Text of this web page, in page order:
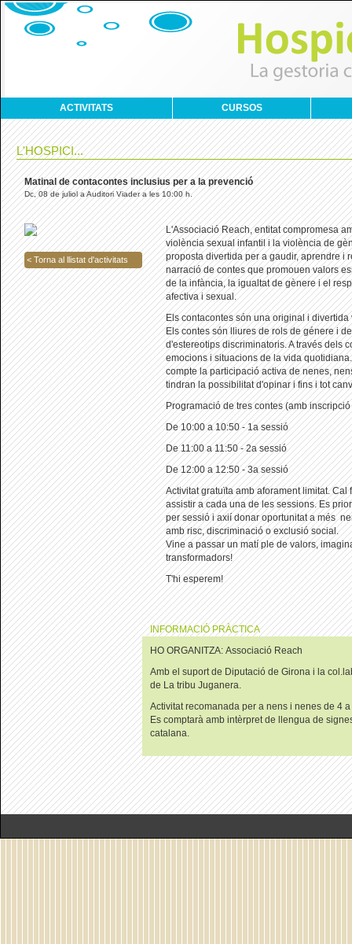
ACTIVITATS CURSOS
L'HOSPICI...
Matinal de contacontes inclusius per a la prevenció
Dc, 08 de juliol a Auditori Viader a les 10:00 h.
< Torna al llistat d'activitats
L'Associació Reach, entitat compromesa
violència sexual infantil i la violència de
proposta divertida per a gaudir, aprendre i
narració de contes que promouen valors
de la infància, la igualtat de gènere i el
afectiva i sexual.
Els contacontes són una original i
Els contes són lliures de rols de génere i
d'estereotips discriminatoris. A través dels
emocions i situacions de la vida
compte la participació activa de nenes,
tindran la possibilitat d'opinar i fins i tot
Programació de tres contes (amb
De 10:00 a 10:50 - 1a sessió
De 11:00 a 11:50 - 2a sessió
De 12:00 a 12:50 - 3a sessió
Activitat gratuïta amb aforament limitat. Cal
assistir a cada una de les sessions. Es
per sessió i axií donar oportunitat a més
amb risc, discriminació o exclusió social.
Vine a passar un matí ple de valors,
transformadors!
T'hi esperem!
INFORMACIÓ PRÀCTICA
HO ORGANITZA: Associació Reach
Amb el suport de Diputació de Girona i la
de La tribu Juganera.
Activitat recomanada per a nens i nenes de 4
Es comptarà amb intèrpret de llengua de
catalana.